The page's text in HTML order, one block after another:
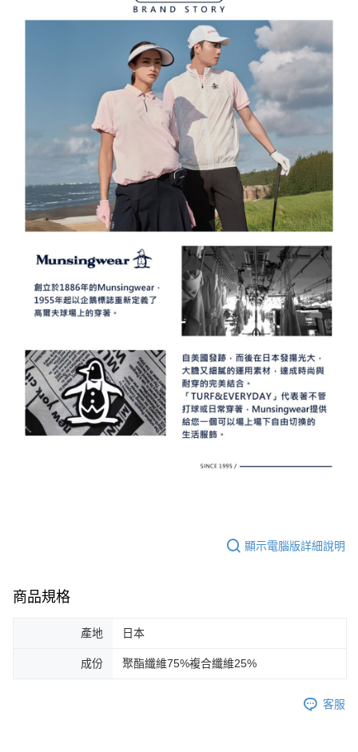
顯示電腦版詳細說明
商品規格
產地 日本
成份 聚酯纖維75%複合纖維25%
客服